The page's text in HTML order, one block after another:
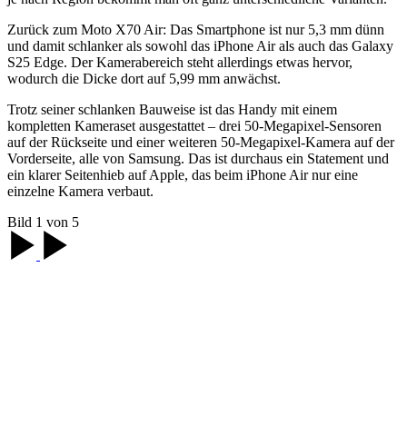
Zurück zum Moto X70 Air: Das Smartphone ist nur 5,3 mm dünn
und damit schlanker als sowohl das iPhone Air als auch das Galaxy
S25 Edge. Der Kamerabereich steht allerdings etwas hervor,
wodurch die Dicke dort auf 5,99 mm anwächst.
Trotz seiner schlanken Bauweise ist das Handy mit einem
kompletten Kameraset ausgestattet – drei 50-Megapixel-Sensoren
auf der Rückseite und einer weiteren 50-Megapixel-Kamera auf der
Vorderseite, alle von Samsung. Das ist durchaus ein Statement und
ein klarer Seitenhieb auf Apple, das beim iPhone Air nur eine
einzelne Kamera verbaut.
Bild 1 von 5